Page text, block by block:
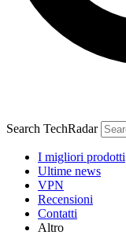
Search TechRadar
I migliori prodotti
Ultime news
VPN
Recensioni
Contatti
Altro